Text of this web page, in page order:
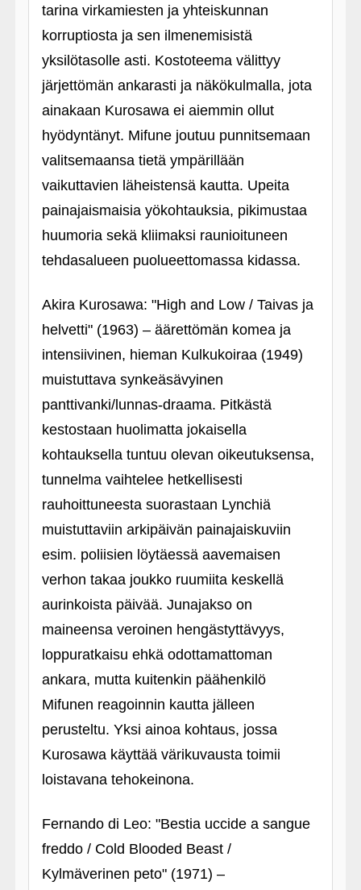
tarina virkamiesten ja yhteiskunnan
korruptiosta ja sen ilmenemisistä
yksilötasolle asti. Kostoteema välittyy
järjettömän ankarasti ja näkökulmalla, jota
ainakaan Kurosawa ei aiemmin ollut
hyödyntänyt. Mifune joutuu punnitsemaan
valitsemaansa tietä ympärillään
vaikuttavien läheistensä kautta. Upeita
painajaismaisia yökohtauksia, pikimustaa
huumoria sekä kliimaksi raunioituneen
tehdasalueen puolueettomassa kidassa.
Akira Kurosawa: "High and Low / Taivas ja
helvetti" (1963) – äärettömän komea ja
intensiivinen, hieman Kulkukoiraa (1949)
muistuttava synkeäsävyinen
panttivanki/lunnas-draama. Pitkästä
kestostaan huolimatta jokaisella
kohtauksella tuntuu olevan oikeutuksensa,
tunnelma vaihtelee hetkellisesti
rauhoittuneesta suorastaan Lynchiä
muistuttaviin arkipäivän painajaiskuviin
esim. poliisien löytäessä aavemaisen
verhon takaa joukko ruumiita keskellä
aurinkoista päivää. Junajakso on
maineensa veroinen hengästyttävyys,
loppuratkaisu ehkä odottamattoman
ankara, mutta kuitenkin päähenkilö
Mifunen reagoinnin kautta jälleen
perusteltu. Yksi ainoa kohtaus, jossa
Kurosawa käyttää värikuvausta toimii
loistavana tehokeinona.
Fernando di Leo: "Bestia uccide a sangue
freddo / Cold Blooded Beast /
Kylmäverinen peto" (1971) –